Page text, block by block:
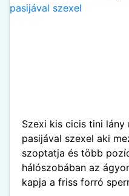
Szexi kis cicis tini lány
pasijával szexel aki
szoptatja és több
hálószobában az
kapja a friss forró